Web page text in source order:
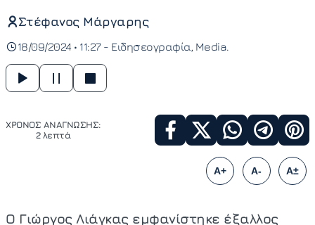
Στέφανος Μάργαρης
18/09/2024 • 11:27 - Ειδησεογραφία Media
ΧΡΟΝΟΣ ΑΝΑΓΝΩΣΗΣ:
2 λεπτά
A+ A- A±
Ο Γιώργος Λιάγκας εμφανίστηκε έξαλλος